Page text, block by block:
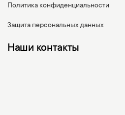
Политика конфиденциальности
Защита персональных данных
Наши контакты